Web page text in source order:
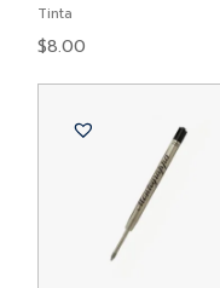
Tinta
$8.00